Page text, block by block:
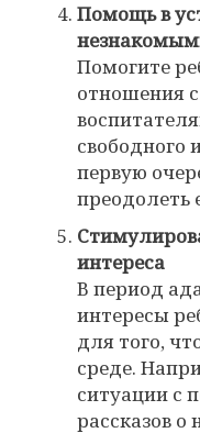
Помощь в
Помогите
отношения
свободного
первую
преодолеть
интереса
В период
интересы
для того,
среде.
ситуации с
рассказов о